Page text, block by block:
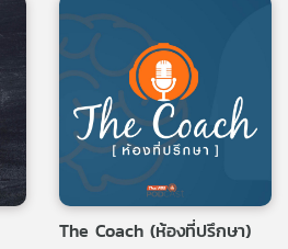
The Coach (ห้องที่ปรึกษา)